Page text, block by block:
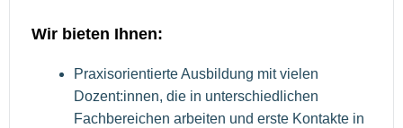
Wir bieten Ihnen:
Praxisorientierte Ausbildung mit vielen
Dozent:innen, die in unterschiedlichen
Fachbereichen arbeiten und erste Kontakte in